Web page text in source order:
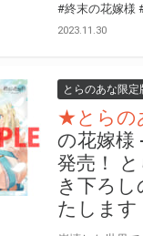
#終末の花嫁様
2023.11.30
とらのあな限定
★とらの
の花嫁様
発売！
き下ろ
たします